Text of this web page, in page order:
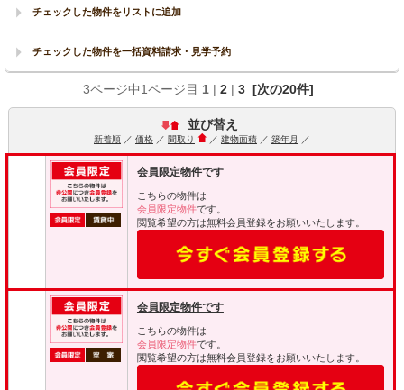
3ページ中1ページ目 1 | 2 | 3 [次の20件]
並び替え
新着順／ 価格／ 間取り ／ 建物面積／ 築年月 ／
会員限定物件です
こちらの物件は
会員限定物件です。
閲覧希望の方は無料会員登録をお願いいたします。
会員限定物件です
こちらの物件は
会員限定物件です。
閲覧希望の方は無料会員登録をお願いいたします。